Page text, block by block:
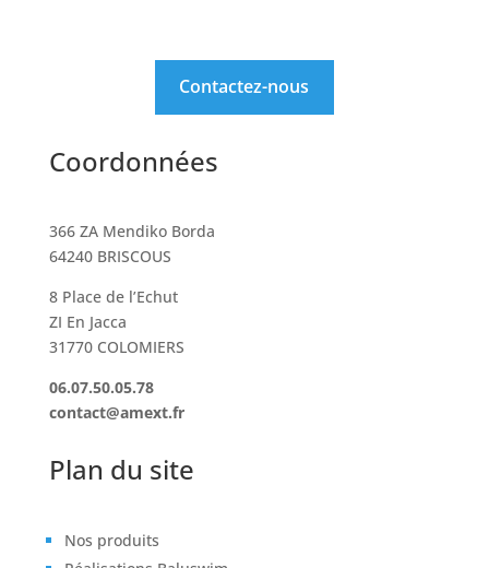
Contactez-nous
Coordonnées
366 ZA Mendiko Borda
64240 BRISCOUS
8 Place de l’Echut
ZI En Jacca
31770 COLOMIERS
06.07.50.05.78
contact@amext.fr
Plan du site
Nos produits